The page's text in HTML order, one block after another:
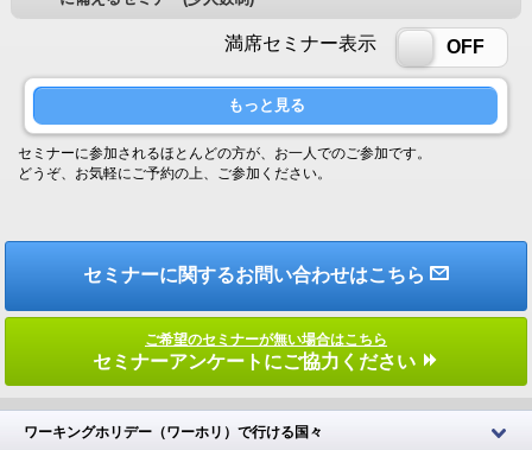
満席セミナー表示ON OFF
もっと見る
セミナーに参加されるほとんどの方が、お一人でのご参加です。
どうぞ、お気軽にご予約の上、ご参加ください。
セミナーに関するお問い合わせはこちら
ご希望のセミナーが無い場合はこちら
セミナーアンケートにご協力ください
ワーキングホリデー（ワーホリ）で行ける国々